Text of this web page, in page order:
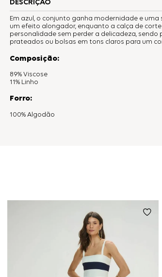
DESCRIÇÃO
Em azul, o conjunto ganha modernidade e
um efeito alongador, enquanto a calça de
personalidade sem perder a delicadeza,
prateados ou bolsas em tons claros para um
Composição:
89% Viscose
11% Linho
Forro:
100% Algodão